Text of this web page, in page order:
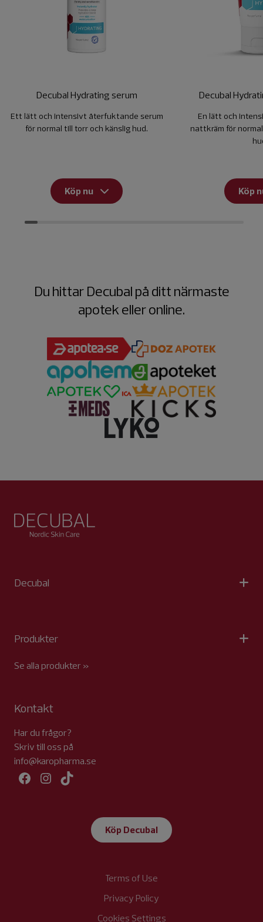
Decubal Hydrating serum
Ett lätt och intensivt återfuktande serum
för normal till torr och känslig hud.
Köp nu
Decubal
En lätt och
nattkräm för
Köp
Du hittar Decubal på ditt närmaste
apotek eller online.
Decubal
Produkter
Se alla produkter »
Kontakt
Har du frågor?
Skriv till oss på
info@karopharma.se
Facebook
Instagram
TikTok
Köp Decubal
Terms of Use
Privacy Policy
Cookies Settings